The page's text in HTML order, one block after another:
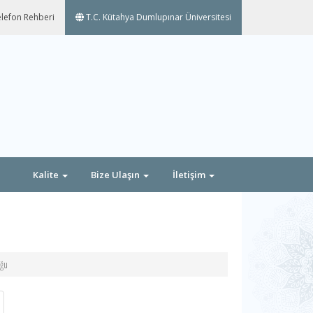
Rehberi T.C. Kütahya Dumlupınar Üniversitesi
Kalite Bize Ulaşın İletişim